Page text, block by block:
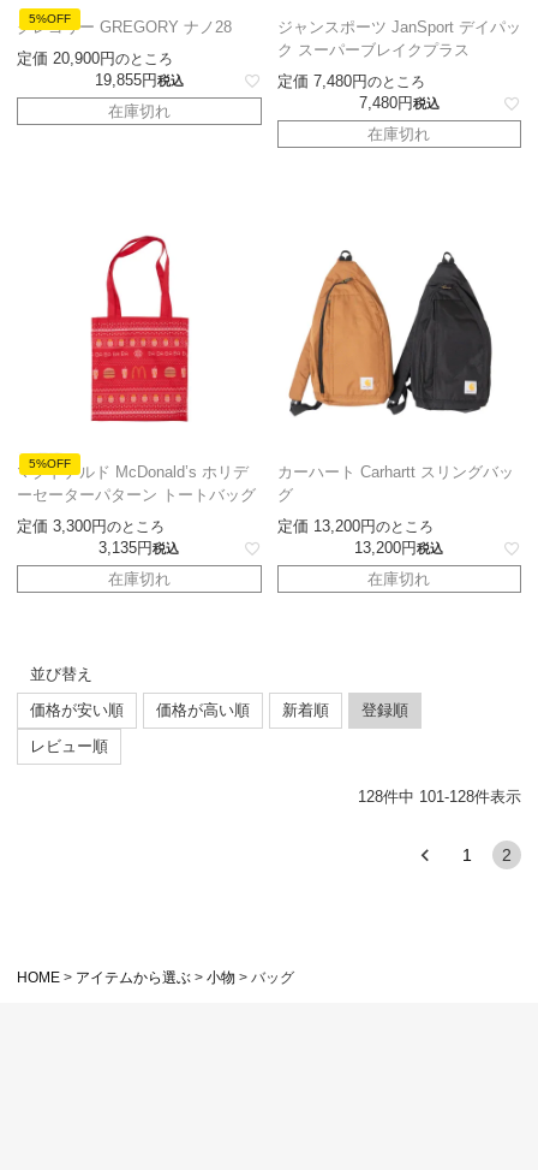
5%OFF
グレゴリー GREGORY ナノ28
定価 20,900 のところ
19,855 税込
在庫切れ
ジャンスポーツ JanSport デイパッ
ク スーパーブレイクプラス
定価 7,480 のところ
7,480 税込
在庫切れ
5%OFF
マクドナルド McDonald’s ホリデ
ーセーターパターン トートバッグ
定価 3,300 のところ
3,135 税込
在庫切れ
カーハート Carhartt スリングバッ
グ
定価 13,200 のところ
13,200 税込
在庫切れ
並び替え
価格が安い順
価格が高い順 新着順
登録順
レビュー順
128件中 101-128件表示
1 2
HOME アイテムから選ぶ 小物 バッグ